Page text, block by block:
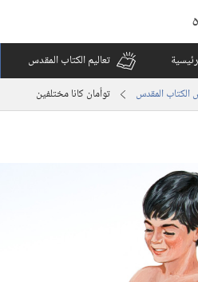
تعاليم الكتاب المقدس
المقدس توأمان كانا مختلفين